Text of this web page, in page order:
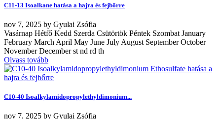
C11-13 Isoalkane hatása a hajra és fejbőrre
nov 7, 2025 by Gyulai Zsófia
Vasárnap Hétfő Kedd Szerda Csütörtök Péntek Szombat January
February March April May June July August September October
November December st nd rd th
Olvass tovább
C10-40 Isoalkylamidopropylethyldimonium...
nov 7, 2025 by Gyulai Zsófia